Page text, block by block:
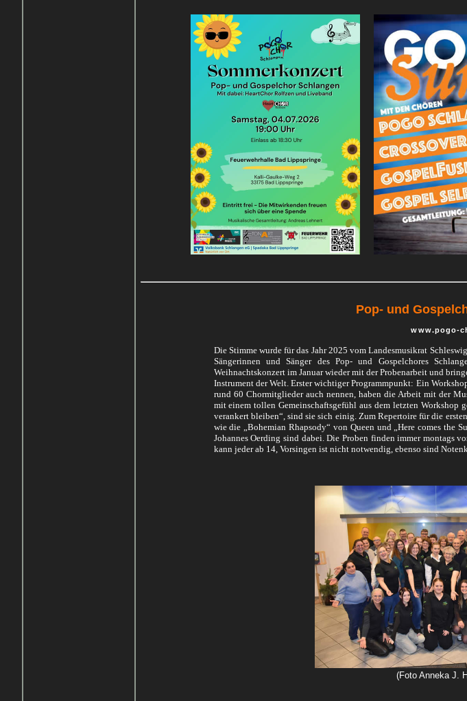
Pop- und
www.pogo-
Die Stimme wurde für das Jahr 2025 vom Landesmusikrat
Sängerinnen und Sänger des Pop- und Gospelchores
Weihnachtskonzert im Januar wieder mit der Probenarbeit und
Instrument der Welt. Erster wichtiger Programmpunkt: Ein
rund 60 Chormitglieder auch nennen, haben die Arbeit mit der
mit einem tollen Gemeinschaftsgefühl aus dem letzten Workshop
verankert bleiben“, sind sie sich einig. Zum Repertoire für die
wie die „Bohemian Rhapsody“ von Queen und „Here comes the
Johannes Oerding sind dabei. Die Proben finden immer montags
kann jeder ab 14, Vorsingen ist nicht notwendig, ebenso sind
(Foto Anneka J.